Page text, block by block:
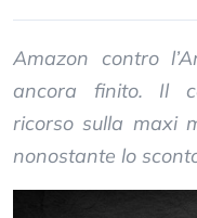
Amazon contro
ancora finito. Il
ricorso sulla maxi
nonostante lo